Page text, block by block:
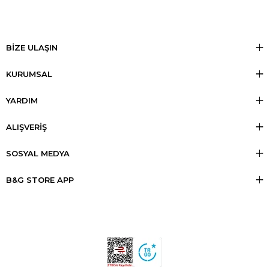
BİZE ULAŞIN
KURUMSAL
YARDIM
ALIŞVERİŞ
SOSYAL MEDYA
B&G STORE APP